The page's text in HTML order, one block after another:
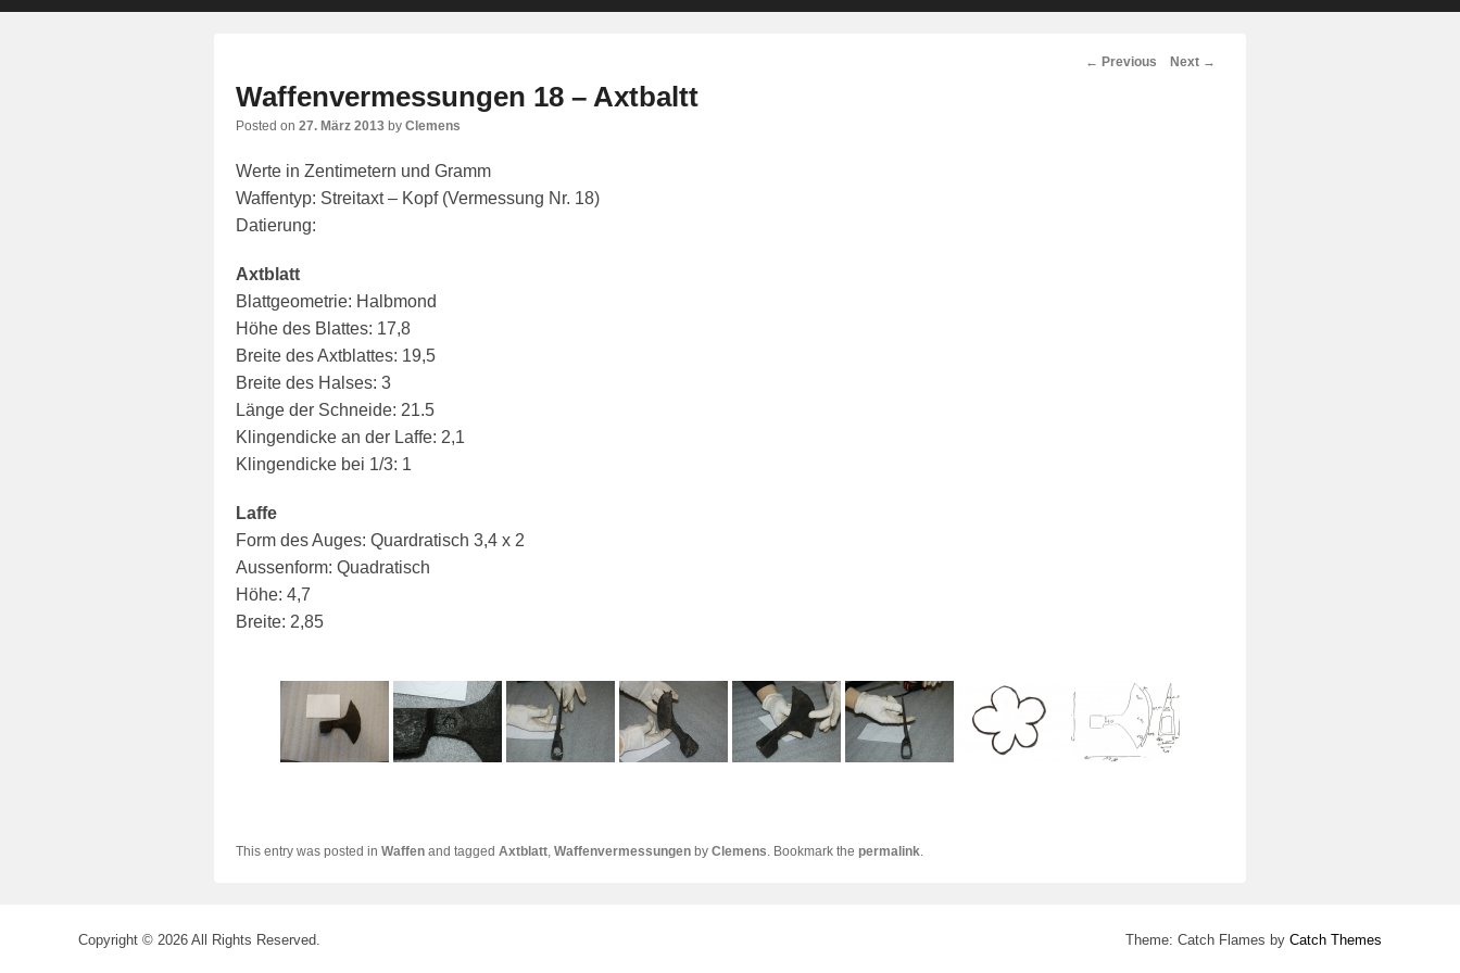
Post
← Previous Next →
Waffenvermessungen 18 – Axtbaltt
Posted on 27. März 2013 by Clemens
Werte in Zentimetern und Gramm
Waffentyp: Streitaxt – Kopf (Vermessung Nr. 18)
Datierung:
Axtblatt
Blattgeometrie: Halbmond
Höhe des Blattes: 17,8
Breite des Axtblattes: 19,5
Breite des Halses: 3
Länge der Schneide: 21.5
Klingendicke an der Laffe: 2,1
Klingendicke bei 1/3: 1
Laffe
Form des Auges: Quardratisch 3,4 x 2
Aussenform: Quadratisch
Höhe: 4,7
Breite: 2,85
This entry was posted in Waffen and tagged Axtblatt Waffenvermessungen by Clemens . Bookmark the permalink
Copyright © 2026 All Rights Reserved. Theme: Catch Flames by Catch Themes